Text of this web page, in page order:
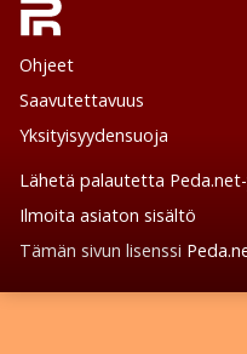
Ohjeet
Saavutettavuus
Yksityisyydensuoja
Lähetä palautetta
Ilmoita asiaton sisältö
Tämän sivun lisenssi